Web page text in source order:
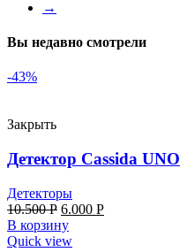
→
Вы недавно смотрели
-43%
Закрыть
Детектор Cassida UNO
Детекторы
10.500Р 6.000 Р
В корзину
Quick view